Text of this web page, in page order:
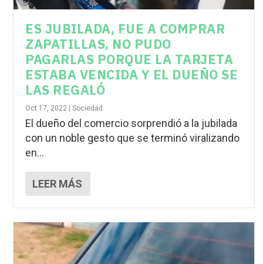
ES JUBILADA, FUE A COMPRAR
ZAPATILLAS, NO PUDO
PAGARLAS PORQUE LA TARJETA
ESTABA VENCIDA Y EL DUEÑO SE
LAS REGALÓ
Oct 17, 2022 |Sociedad
El dueño del comercio sorprendió a la jubilada
con un noble gesto que se terminó viralizando
en...
LEER MÁS